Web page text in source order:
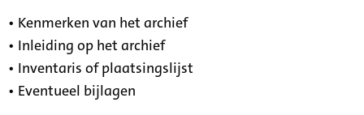
• Kenmerken van het archief
• Inleiding op het archief
• Inventaris of plaatsingslijst
• Eventueel bijlagen